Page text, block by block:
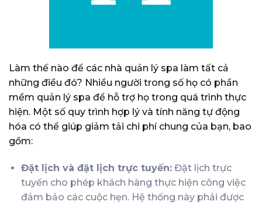
Làm thế nào để các nhà quản lý spa làm tất cả
những điều đó? Nhiều người trong số họ có phần
mềm quản lý spa để hỗ trợ họ trong quá trình thực
hiện. Một số quy trình hợp lý và tính năng tự động
hóa có thể giúp giảm tải chi phí chung của bạn, bao
gồm:
Đặt lịch và đặt lịch trực tuyến:Đặt lịch trực
tuyến cho phép khách hàng thực hiện công việc
đảm bảo các cuộc hẹn. Hệ thống này phải được